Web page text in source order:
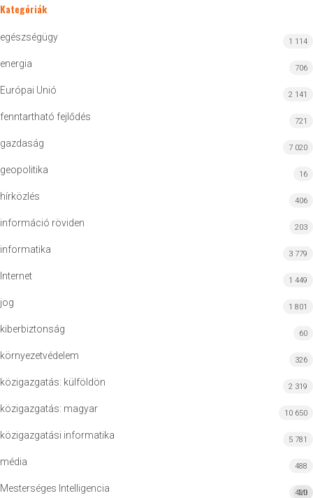
Kategóriák
egészségügy 1 114
energia 706
Európai Unió 2 141
fenntartható fejlődés 721
gazdaság 7 020
geopolitika 16
hírközlés 406
információ röviden 203
informatika 3 779
Internet 1 449
jog 1 801
kiberbiztonság 60
környezetvédelem 326
közigazgatás: külföldön 2 319
közigazgatás: magyar 10 650
közigazgatási informatika 5 781
média 488
Mesterséges Intelligencia MI
420